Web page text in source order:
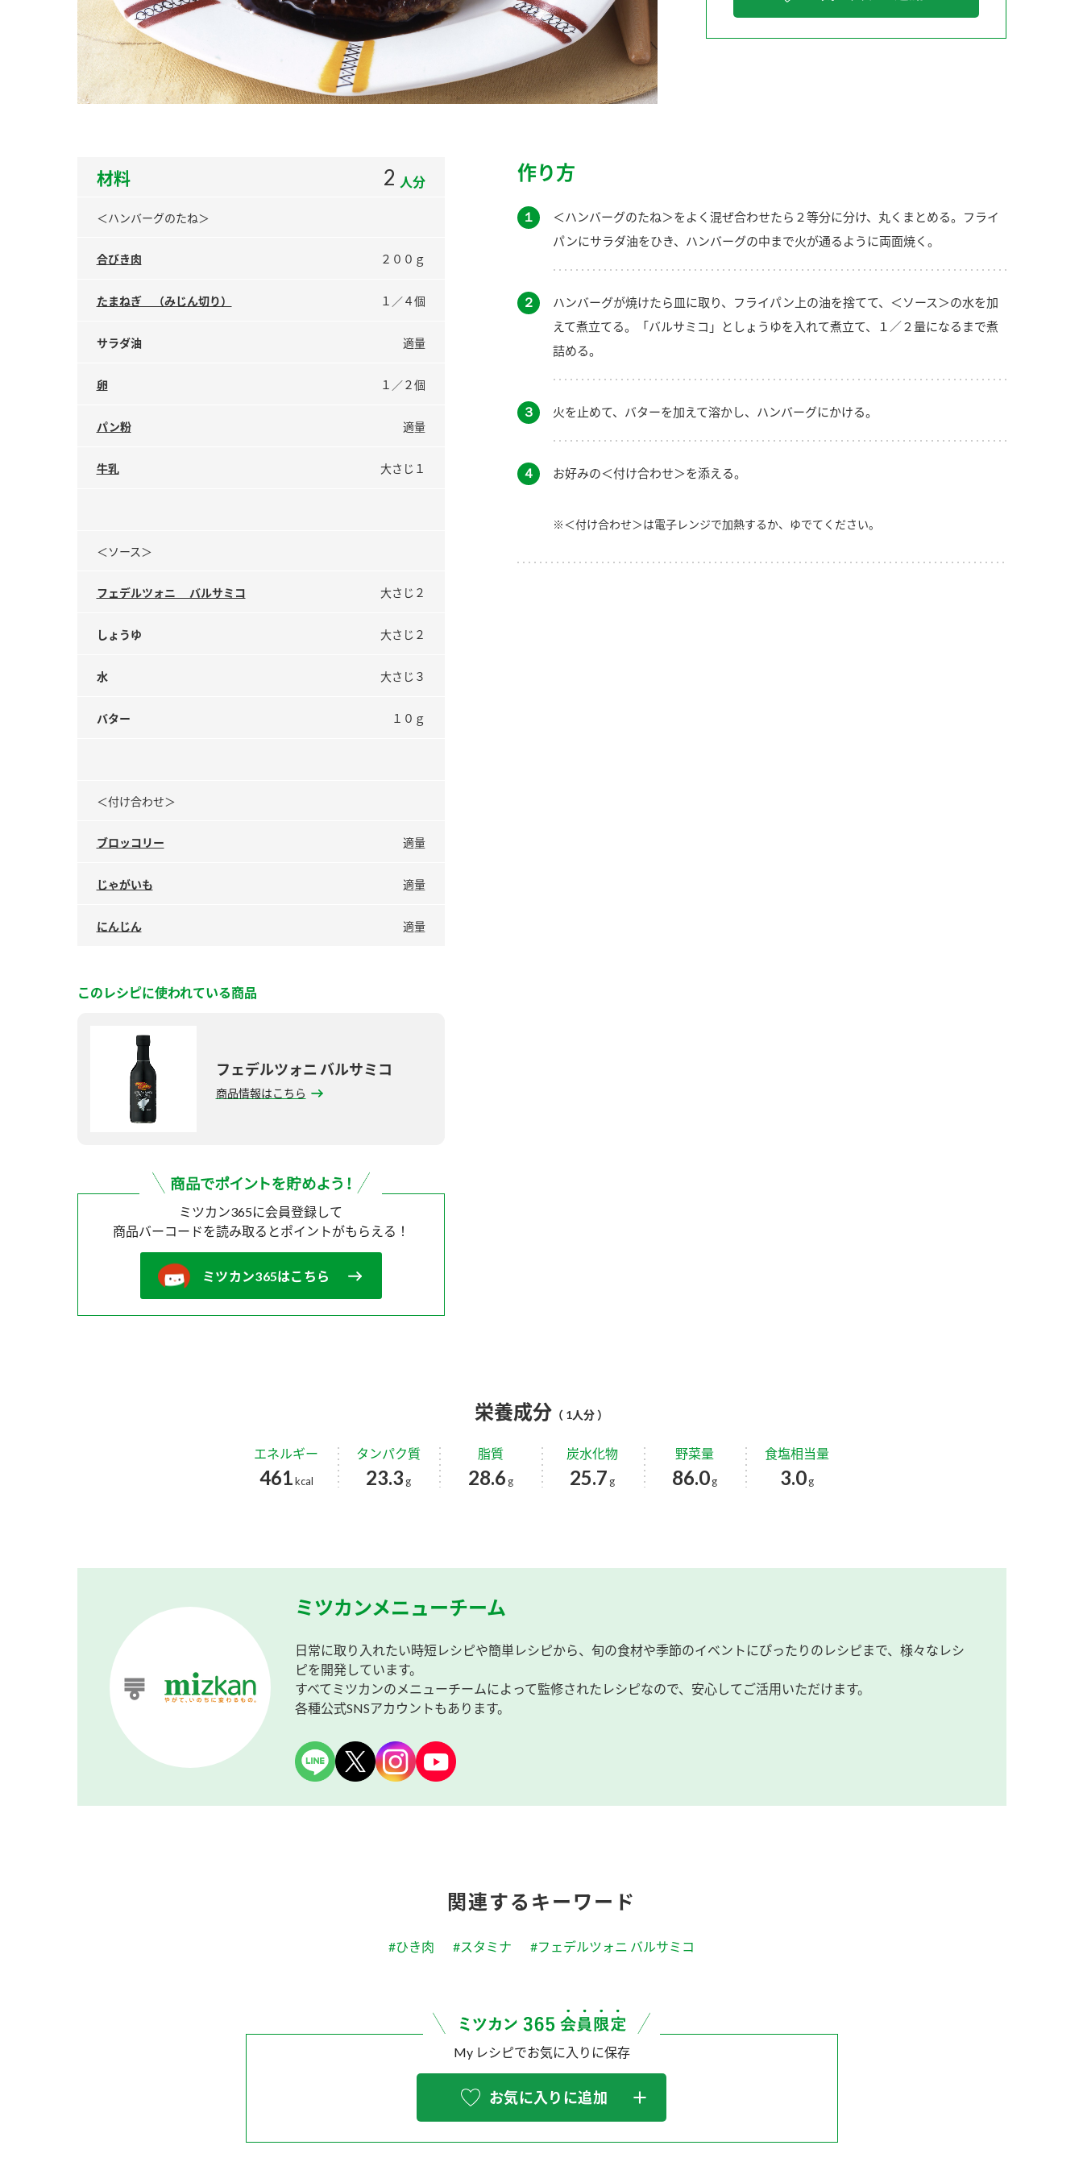
材料 2 人分
＜ハンバーグのたね＞
合びき肉 ２００ｇ
たまねぎ （みじん切り） １／４個
サラダ油 適量
卵 １／２個
パン粉 適量
牛乳 大さじ１
＜ソース＞
フェデルツォニ バルサミコ 大さじ２
しょうゆ 大さじ２
水 大さじ３
バター １０ｇ
＜付け合わせ＞
ブロッコリー 適量
じゃがいも 適量
にんじん 適量
このレシピに使われている商品
フェデルツォニ バルサミコ
商品情報はこちら
ミツカン365に会員登録して
商品バーコードを読み取ると ポイントがもらえる！
ミツカン365はこちら
作り方
１
＜ハンバーグのたね＞をよく混ぜ合わせたら２等分に分け、丸くまとめる。フライ
パンにサラダ油をひき、ハンバーグの中まで火が通るように両面焼く。
２
ハンバーグが焼けたら皿に取り、フライパン上の油を捨てて、＜ソース＞の水を加
えて煮立てる。「バルサミコ」としょうゆを入れて煮立て、１／２量になるまで煮
詰める。
３ 火を止めて、バターを加えて溶かし、ハンバーグにかける。
４ お好みの＜付け合わせ＞を添える。
※＜付け合わせ＞は電子レンジで加熱するか、ゆでてください。
栄養成分 （ 1人分 ）
エネルギー
461kcal
タンパク質
23.3 g
脂質
28.6 g
炭水化物
25.7 g
野菜量
86.0g
食塩相当量
3.0 g
ミツカンメニューチーム
日常に取り入れたい時短レシピや簡単レシピから、旬の食材や季節のイベントにぴったりのレシピまで、様々なレシ
ピを開発しています。
すべてミツカンのメニューチームによって監修されたレシピなので、安心してご活用いただけます。
各種公式SNSアカウントもあります。
関連するキーワード
#ひき肉 #スタミナ #フェデルツォニ バルサミコ
My レシピでお気に入りに保存
お気に入りに追加